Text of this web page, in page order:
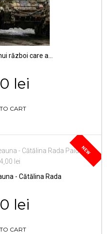
război care a...
lei
CART
NEW
- Cătălina Rada
lei
CART